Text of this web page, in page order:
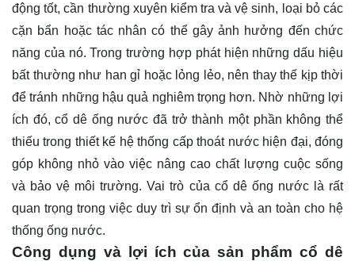
động tốt, cần thường xuyên kiểm tra và vệ sinh, loại bỏ các
cặn bẩn hoặc tác nhân có thể gây ảnh hưởng đến chức
năng của nó. Trong trường hợp phát hiện những dấu hiệu
bất thường như han gỉ hoặc lỏng lẻo, nên thay thế kịp thời
để tránh những hậu quả nghiêm trọng hơn. Nhờ những lợi
ích đó, cổ dê ống nước đã trở thành một phần không thể
thiếu trong thiết kế hệ thống cấp thoát nước hiện đại, đóng
góp không nhỏ vào việc nâng cao chất lượng cuộc sống
và bảo vệ môi trường. Vai trò của cổ dê ống nước là rất
quan trọng trong việc duy trì sự ổn định và an toàn cho hệ
thống ống nước.
Công dụng và lợi ích của sản phẩm cổ dê